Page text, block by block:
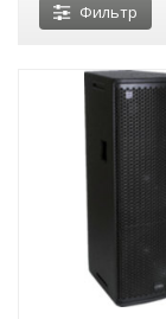
Фильтр